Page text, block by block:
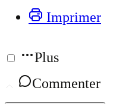
Imprimer
Plus
Commenter